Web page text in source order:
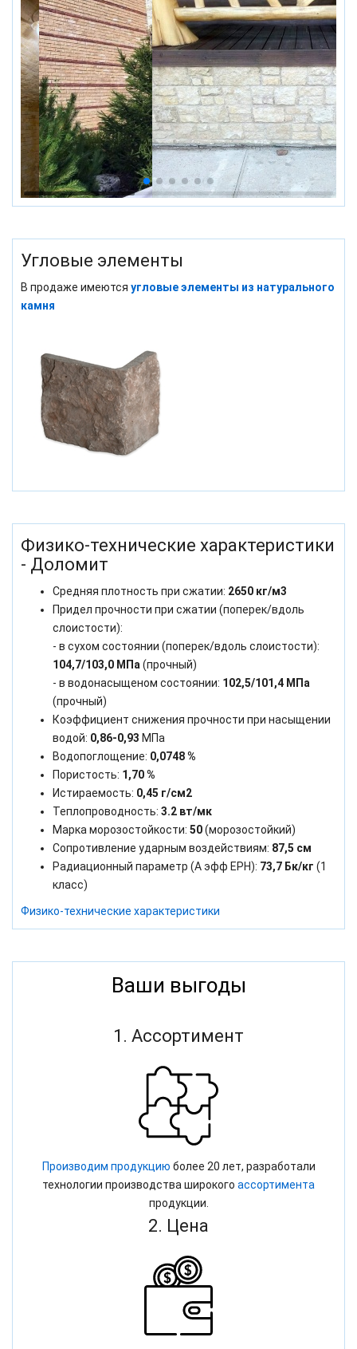
Угловые элементы
В продаже имеются угловые элементы из натурального
камня
Физико-технические характеристики
- Доломит
Средняя плотность при сжатии: 2650 кг/м3
Придел прочности при сжатии (поперек/вдоль
слоистости):
- в сухом состоянии (поперек/вдоль слоистости):
104,7/103,0 МПа (прочный)
- в водонасыщеном состоянии: 102,5/101,4 МПа
(прочный)
Коэффициент снижения прочности при насыщении
водой: 0,86-0,93 МПа
Водопоглощение: 0,0748 %
Пористость: 1,70 %
Истираемость: 0,45 г/см2
Теплопроводность: 3.2 вт/мк
Марка морозостойкости: 50(морозостойкий)
Сопротивление ударным воздействиям: 87,5 см
Радиационный параметр (А эфф ЕРН): 73,7 Бк/кг (1
класс)
Физико-технические характеристики
Ваши выгоды
1. Ассортимент
Производим продукцию более 20 лет, разработали
технологии производства широкого ассортимента
продукции.
2. Цена